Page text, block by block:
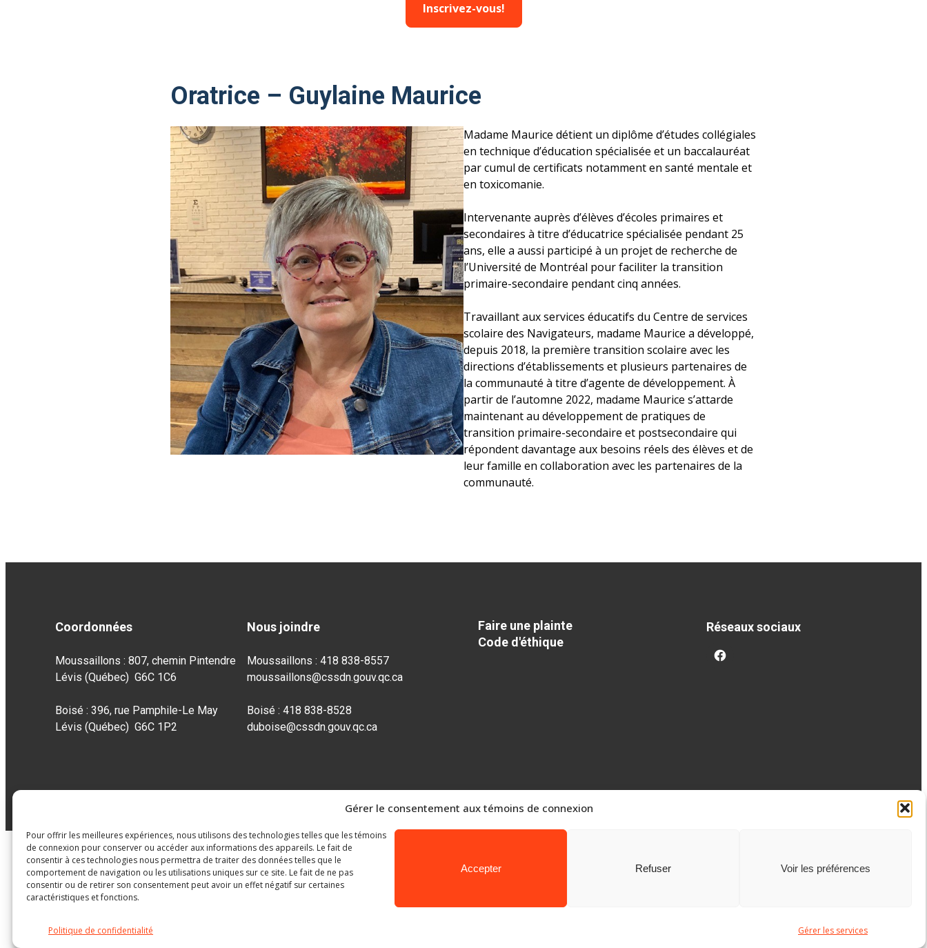
Gérer le consentement aux témoins de connexion
Pour offrir les meilleures expériences, nous utilisons des technologies telles que les témoins
de connexion pour conserver ou accéder aux informations des appareils. Le fait de
consentir à ces technologies nous permettra de traiter des données telles que le
comportement de navigation ou les utilisations uniques sur ce site. Le fait de ne pas
consentir ou de retirer son consentement peut avoir un effet négatif sur certaines
caractéristiques et fonctions.
Gérer les services
Accepter Refuser Voir les préférences
Politique de confidentialité
Inscrivez-vous!
Oratrice – Guylaine Maurice
Madame Maurice détient un diplôme d’études collégiales
en technique d’éducation spécialisée et un baccalauréat
par cumul de certificats notamment en santé mentale et
en toxicomanie.
Intervenante auprès d’élèves d’écoles primaires et
secondaires à titre d’éducatrice spécialisée pendant 25
ans, elle a aussi participé à un projet de recherche de
l’Université de Montréal pour faciliter la transition
primaire-secondaire pendant cinq années.
Travaillant aux services éducatifs du Centre de services
scolaire des Navigateurs, madame Maurice a développé,
depuis 2018, la première transition scolaire avec les
directions d’établissements et plusieurs partenaires de
la communauté à titre d’agente de développement. À
partir de l’automne 2022, madame Maurice s’attarde
maintenant au développement de pratiques de
transition primaire-secondaire et postsecondaire qui
répondent davantage aux besoins réels des élèves et de
leur famille en collaboration avec les partenaires de la
communauté.
Coordonnées
Moussaillons : 807, chemin Pintendre
Lévis (Québec) G6C 1C6
Boisé : 396, rue Pamphile-Le May
Lévis (Québec) G6C 1P2
Nous joindre
Moussaillons : 418 838-8557
moussaillons@cssdn.gouv.qc.ca
Boisé : 418 838-8528
duboise@cssdn.gouv.qc.ca
Faire une plainte
Code d'éthique
Réseaux sociaux
facebook